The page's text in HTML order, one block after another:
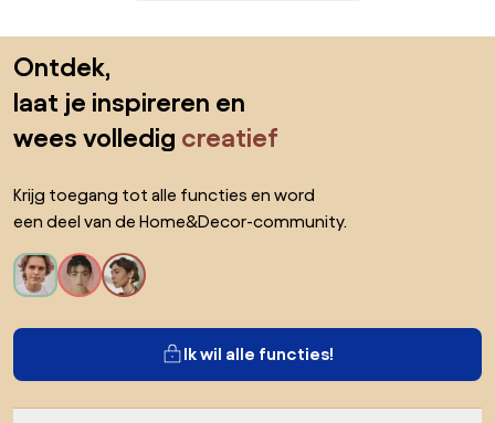
Ontdek,
laat je inspireren en
wees volledig creatief
Krijg toegang tot alle functies en word
een deel van de Home&Decor-community.
Ik wil alle functies!